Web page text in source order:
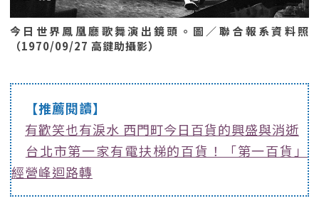
今日世界鳳凰廳歌舞演出鏡頭。圖／聯合報系資料照
（1970/09/27 高鍵助攝影）
【推薦閱讀】
有歡笑也有淚水 西門町今日百貨的興盛與消逝
台北市第一家有電扶梯的百貨！「第一百貨」
經營峰迴路轉